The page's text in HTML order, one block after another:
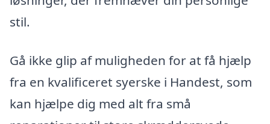
stil.
Gå ikke glip af muligheden for at få hjælp
fra en kvalificeret syerske i Handest, som
kan hjælpe dig med alt fra små